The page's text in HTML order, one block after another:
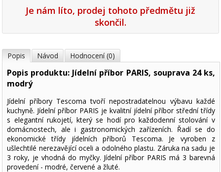
Je nám líto, prodej tohoto předmětu již
skončil.
Popis Návod Hodnocení (0)
Popis produktu: Jídelní příbor PARIS, souprava 24 ks,
modrý
Jídelní příbory Tescoma tvoří nepostradatelnou výbavu každé
kuchyně. Jídelní příbor PARIS je kvalitní jídelní příbor střední třídy
s elegantní rukojetí, který se hodí pro každodenní stolování v
domácnostech, ale i gastronomických zařízeních. Řadí se do
ekonomické třídy jídelních příborů Tescoma. Je vyroben z
ušlechtilé nerezavějící oceli a odolného plastu. Záruka na sadu je
3 roky, je vhodná do myčky. Jídelní příbor PARIS má 3 barevná
provedení - modré, červené a žluté.